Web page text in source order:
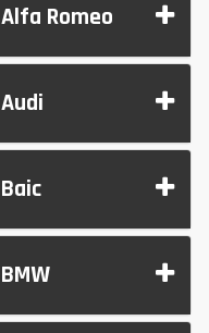
Alfa Romeo
Audi
Baic
BMW